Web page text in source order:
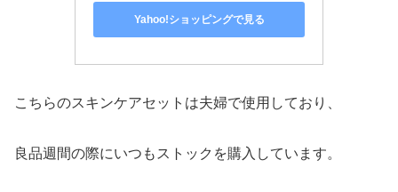
Yahoo!ショッピングで見る
こちらのスキンケアセットは夫婦で使用しており、
良品週間の際にいつもストックを購入しています。